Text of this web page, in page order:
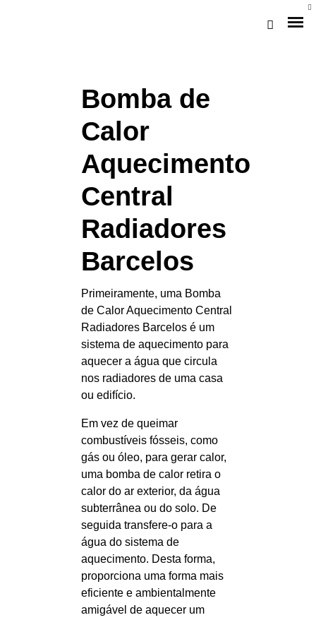
Bomba de
Calor
Aquecimento
Central
Radiadores
Barcelos
Primeiramente, uma Bomba
de Calor Aquecimento Central
Radiadores Barcelos é um
sistema de aquecimento para
aquecer a água que circula
nos radiadores de uma casa
ou edifício.
Em vez de queimar
combustíveis fósseis, como
gás ou óleo, para gerar calor,
uma bomba de calor retira o
calor do ar exterior, da água
subterrânea ou do solo. De
seguida transfere-o para a
água do sistema de
aquecimento. Desta forma,
proporciona uma forma mais
eficiente e ambientalmente
amigável de aquecer um